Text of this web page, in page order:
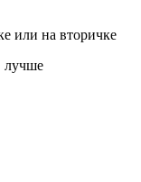
или на вторичке
лучше